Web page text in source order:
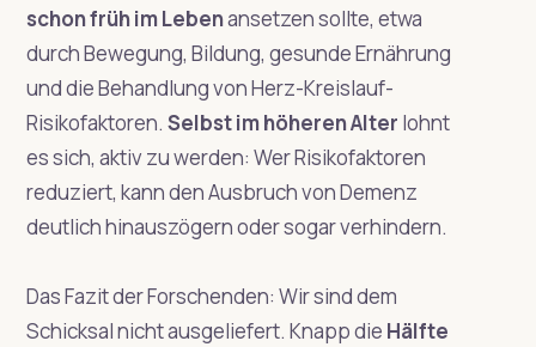
schon früh im Lebenansetzen sollte, etwa
durch Bewegung, Bildung, gesunde Ernährung
und die Behandlung von Herz-Kreislauf-
Risikofaktoren. Selbst im höheren Alter lohnt
es sich, aktiv zu werden: Wer Risikofaktoren
reduziert, kann den Ausbruch von Demenz
deutlich hinauszögern oder sogar verhindern.
Das Fazit der Forschenden: Wir sind dem
Schicksal nicht ausgeliefert. Knapp die Hälfte